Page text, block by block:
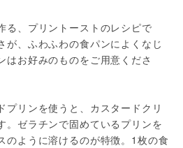
る、プリントーストのレシピで
が、ふわふわの食パンによくなじ
はお好みのものをご用意くださ
プリンを使うと、カスタードクリ
。ゼラチンで固めているプリンを
のように溶けるのが特徴。1枚の食